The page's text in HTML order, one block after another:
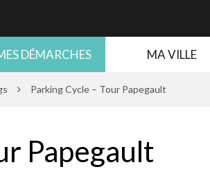
DÉMARCHES MA VILLE
Parking Cycle – Tour Papegault
Papegault